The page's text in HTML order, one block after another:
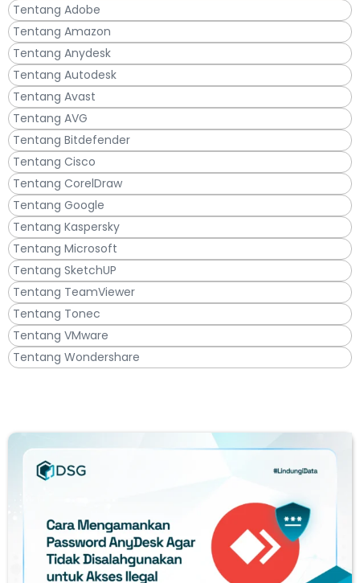
Tentang Adobe
Tentang Amazon
Tentang Anydesk
Tentang Autodesk
Tentang Avast
Tentang AVG
Tentang Bitdefender
Tentang Cisco
Tentang CorelDraw
Tentang Google
Tentang Kaspersky
Tentang Microsoft
Tentang SketchUP
Tentang TeamViewer
Tentang Tonec
Tentang VMware
Tentang Wondershare